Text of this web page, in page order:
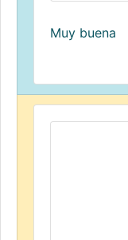
Muy buena